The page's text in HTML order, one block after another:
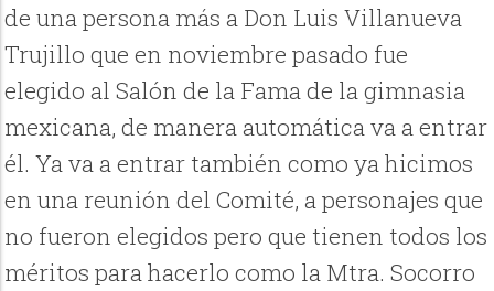
de una persona más a Don Luis Villanueva
Trujillo que en noviembre pasado fue
elegido al Salón de la Fama de la gimnasia
mexicana, de manera automática va a entrar
él. Ya va a entrar también como ya hicimos
en una reunión del Comité, a personajes que
no fueron elegidos pero que tienen todos los
méritos para hacerlo como la Mtra. Socorro